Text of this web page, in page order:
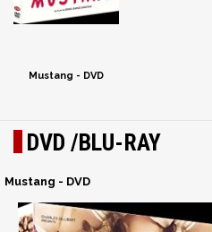
Mustang - DVD
DVD /BLU-RAY
Mustang - DVD